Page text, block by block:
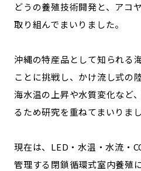
どうの養殖技術開発と、アコ
取り組んでまいりました。
沖縄の特産品として知られる
ことに挑戦し、かけ流し式の
海水温の上昇や水質変化など
るため研究を重ねてまいりまし
現在は、LED・水温・水流・
管理する閉鎖循環式室内養殖